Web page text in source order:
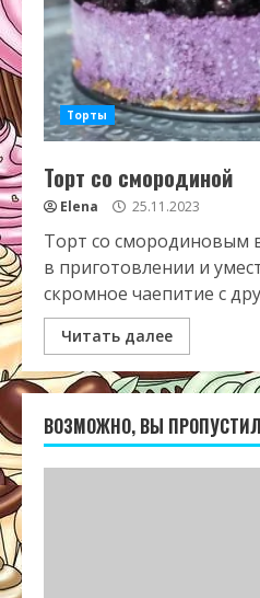
Торты
Торт со смородиной
Elena 25.11.2023
Торт со смородиновым
в приготовлении и
скромное чаепитие с
Читать далее
ВОЗМОЖНО, ВЫ